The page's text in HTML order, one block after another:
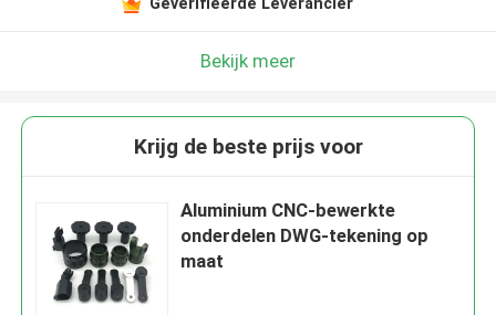
Bekijk meer
Krijg de beste prijs voor
Aluminium CNC-bewerkte
onderdelen DWG-tekening op
maat